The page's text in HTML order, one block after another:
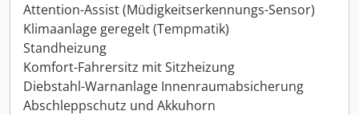
Attention-Assist (Müdigkeitserkennungs-Sensor)
Klimaanlage geregelt (Tempmatik)
Standheizung
Komfort-Fahrersitz mit Sitzheizung
Diebstahl-Warnanlage Innenraumabsicherung
Abschleppschutz und Akkuhorn